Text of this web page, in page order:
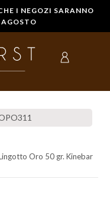
I NEGOZI SARANNO
Oro 50 gr. Kinebar